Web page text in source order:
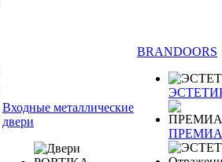
Входные металлические
двери
BRANDOORS